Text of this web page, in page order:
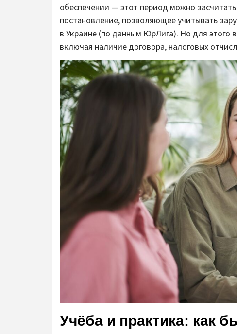
обеспечении — этот период можно
постановление, позволяющее учитывать
в Украине (по данным ЮрЛига). Но для этого
включая наличие договора, налоговых
Учёба и практика: как